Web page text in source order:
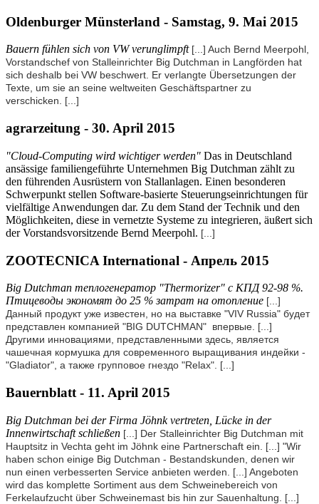
Oldenburger Münsterland - Samstag, 9. Mai 2015
Bauern fühlen sich von VW verunglimpft [...] Auch Bernd Meerpohl,
Vorstandschef von Stalleinrichter Big Dutchman in Langförden hat
sich deshalb bei VW beschwert. Er verlangte Übersetzungen der
Texte, um sie an seine weltweiten Geschäftspartner zu
verschicken. [...]
agrarzeitung - 30. April 2015
"Cloud-Computing wird wichtiger werden" Das in Deutschland
ansässige familiengeführte Unternehmen Big Dutchman zählt zu
den führenden Ausrüstern von Stallanlagen. Einen besonderen
Schwerpunkt stellen Software-basierte Steuerungseinrichtungen für
vielfältige Anwendungen dar. Zu dem Stand der Technik und den
Möglichkeiten, diese in vernetzte Systeme zu integrieren, äußert sich
der Vorstandsvorsitzende Bernd Meerpohl. [...]
ZOOTECNICA International - Апрель 2015
Big Dutchman теплогенератор "Thermorizer" с КПД 92-98 %.
Птицеводы экономят до 25 % затрат на отопление [...]
Данный продукт уже известен, но на выставке "VIV Russia" будет
представлен компанией "BIG DUTCHMAN" впервые. [...]
Другими инновациями, представленными здесь, является
чашечная кормушка для современного выращивания индейки -
"Gladiator", а также групповое гнездо "Relax". [...]
Bauernblatt - 11. April 2015
Big Dutchman bei der Firma Jöhnk vertreten, Lücke in der
Innenwirtschaft schließen [...] Der Stalleinrichter Big Dutchman mit
Hauptsitz in Vechta geht im Jöhnk eine Partnerschaft ein. [...] "Wir
haben schon einige Big Dutchman - Bestandskunden, denen wir
nun einen verbesserten Service anbieten werden. [...] Angeboten
wird das komplette Sortiment aus dem Schweinebereich von
Ferkelaufzucht über Schweinemast bis hin zur Sauenhaltung. [...]